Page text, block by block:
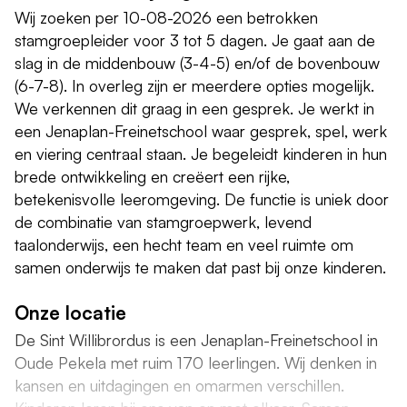
Wij zoeken per 10-08-2026 een betrokken
stamgroepleider voor 3 tot 5 dagen. Je gaat aan de
slag in de middenbouw (3-4-5) en/of de bovenbouw
(6-7-8). In overleg zijn er meerdere opties mogelijk.
We verkennen dit graag in een gesprek. Je werkt in
een Jenaplan-Freinetschool waar gesprek, spel, werk
en viering centraal staan. Je begeleidt kinderen in hun
brede ontwikkeling en creëert een rijke,
betekenisvolle leeromgeving. De functie is uniek door
de combinatie van stamgroepwerk, levend
taalonderwijs, een hecht team en veel ruimte om
samen onderwijs te maken dat past bij onze kinderen.
Onze locatie
De Sint Willibrordus is een Jenaplan-Freinetschool in
Oude Pekela met ruim 170 leerlingen. Wij denken in
kansen en uitdagingen en omarmen verschillen.